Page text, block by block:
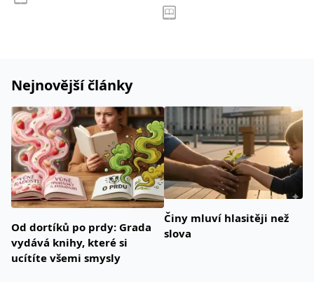
Nejnovější články
Od dortíků po prdy: Grada
vydává knihy, které si
ucítíte všemi smysly
Činy mluví hlasitěji než
slova